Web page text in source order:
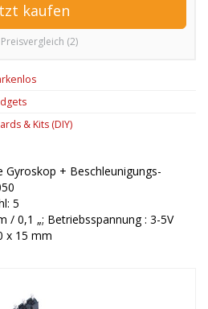
kaufen
(2)
& Kits (DIY)
Gyroskop + Beschleunigungs-
5
/ 0,1 „; Betriebsspannung : 3-5V
x 15 mm